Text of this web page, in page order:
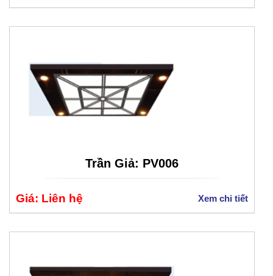
Trần Giả: PV006
Giá: Liên hệ Xem chi tiết